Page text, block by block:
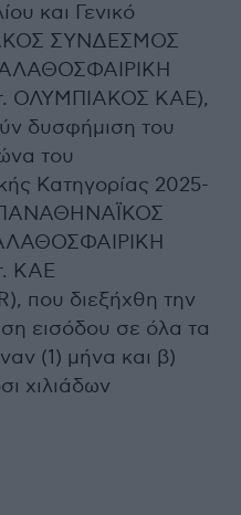
και Γενικό
ΣΥΝΔΕΣΜΟΣ
ΟΛΥΜΠΙΑΚΟΣ ΚΑΕ),
δυσφήμιση του
του
Κατηγορίας 2025-
ΠΑΝΑΘΗΝΑΪΚΟΣ
ΚΑΕ
που διεξήχθη την
εισόδου σε όλα τα
(1) μήνα και β)
χιλιάδων